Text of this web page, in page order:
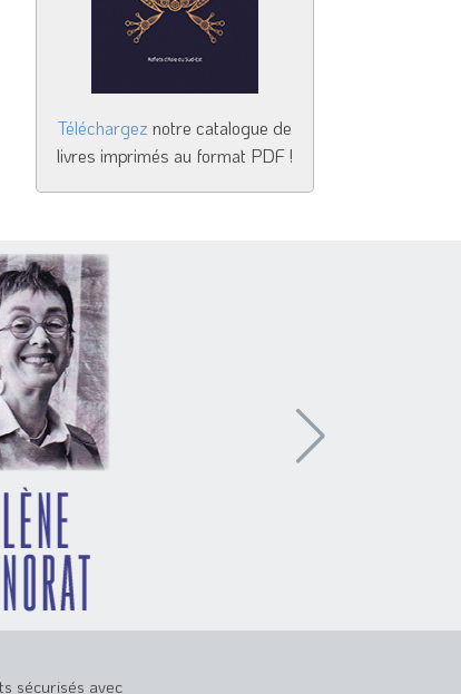
Téléchargez notre catalogue de
livres imprimés au format PDF !
sécurisés avec